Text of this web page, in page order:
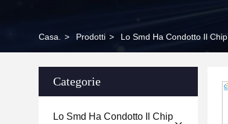
Casa. > Prodotti > Lo Smd Ha Condotto Il Chip
Categorie
Lo Smd Ha Condotto Il Chip